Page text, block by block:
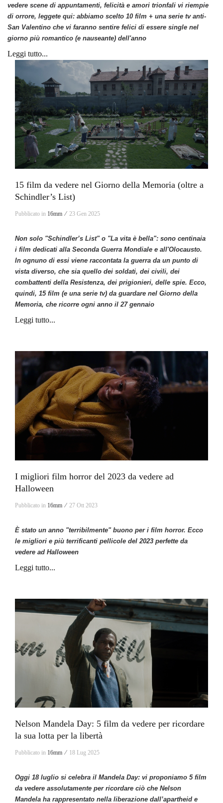
vedere scene di appuntamenti, felicità e amori trionfali vi riempie
di orrore, leggete qui: abbiamo scelto 10 film + una serie tv anti-
San Valentino che vi faranno sentire felici di essere single nel
giorno più romantico (e nauseante) dell'anno
Leggi tutto...
15 film da vedere nel Giorno della Memoria (oltre a
Schindler’s List)
Pubblicato in 16mm ⁄ 23 Gen 2025
Non solo "Schindler’s List" o "La vita è bella": sono centinaia
i film dedicati alla Seconda Guerra Mondiale e all'Olocausto.
In ognuno di essi viene raccontata la guerra da un punto di
vista diverso, che sia quello dei soldati, dei civili, dei
combattenti della Resistenza, dei prigionieri, delle spie. Ecco,
quindi, 15 film (e una serie tv) da guardare nel Giorno della
Memoria, che ricorre ogni anno il 27 gennaio
Leggi tutto...
I migliori film horror del 2023 da vedere ad
Halloween
Pubblicato in 16mm ⁄ 27 Ott 2023
È stato un anno "terribilmente" buono per i film horror. Ecco
le migliori e più terrificanti pellicole del 2023 perfette da
vedere ad Halloween
Leggi tutto...
Nelson Mandela Day: 5 film da vedere per ricordare
la sua lotta per la libertà
Pubblicato in 16mm ⁄ 18 Lug 2025
Oggi 18 luglio si celebra il Mandela Day: vi proponiamo 5 film
da vedere assolutamente per ricordare ciò che Nelson
Mandela ha rappresentato nella liberazione dall’apartheid e